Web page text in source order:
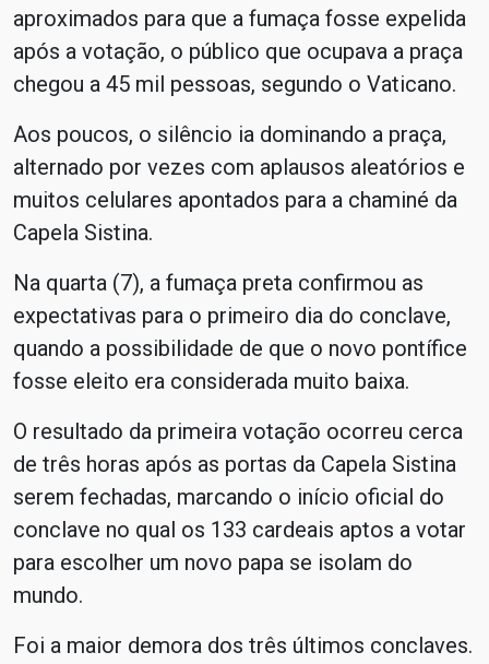
aproximados para que a fumaça fosse expelida
após a votação, o público que ocupava a praça
chegou a 45 mil pessoas, segundo o Vaticano.
Aos poucos, o silêncio ia dominando a praça,
alternado por vezes com aplausos aleatórios e
muitos celulares apontados para a chaminé da
Capela Sistina.
Na quarta (7), a fumaça preta confirmou as
expectativas para o primeiro dia do conclave,
quando a possibilidade de que o novo pontífice
fosse eleito era considerada muito baixa.
O resultado da primeira votação ocorreu cerca
de três horas após as portas da Capela Sistina
serem fechadas, marcando o início oficial do
conclave no qual os 133 cardeais aptos a votar
para escolher um novo papa se isolam do
mundo.
Foi a maior demora dos três últimos conclaves.